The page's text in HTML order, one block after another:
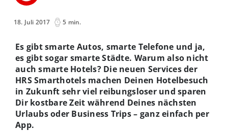
18. Juli 2017 5 min.
Es gibt smarte Autos, smarte Telefone und ja,
es gibt sogar smarte Städte. Warum also nicht
auch smarte Hotels? Die neuen Services der
HRS Smarthotels machen Deinen Hotelbesuch
in Zukunft sehr viel reibungsloser und sparen
Dir kostbare Zeit während Deines nächsten
Urlaubs oder Business Trips – ganz einfach per
App.